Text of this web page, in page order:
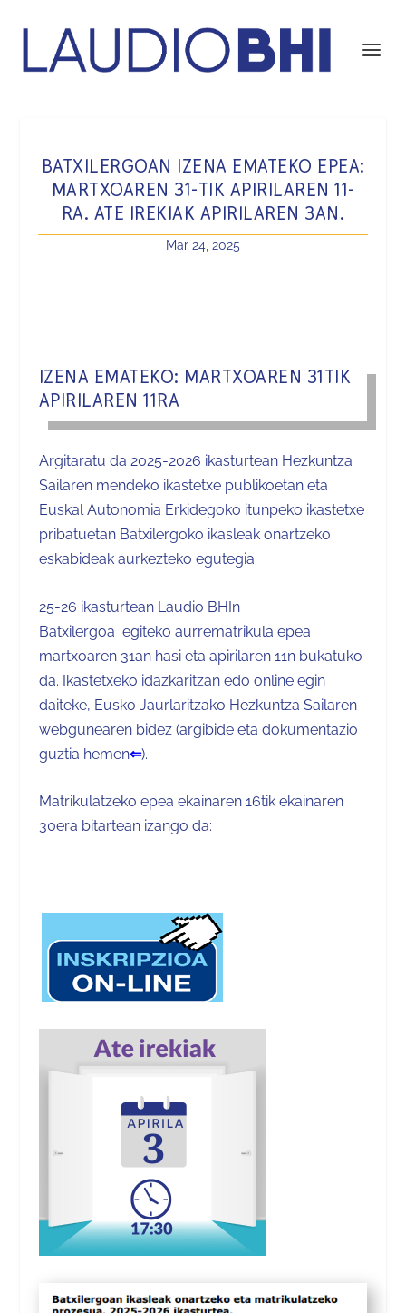
BATXILERGOAN IZENA EMATEKO EPEA:
MARTXOAREN 31-TIK APIRILAREN 11-
RA. ATE IREKIAK APIRILAREN 3AN.
Mar 24, 2025
IZENA EMATEKO: MARTXOAREN 31TIK
APIRILAREN 11RA
Argitaratu da 2025-2026 ikasturtean Hezkuntza
Sailaren mendeko ikastetxe publikoetan eta
Euskal Autonomia Erkidegoko itunpeko ikastetxe
pribatuetan Batxilergoko ikasleak onartzeko
eskabideak aurkezteko egutegia.
25-26 ikasturteanLaudio BHIn
Batxilergoa egiteko aurrematrikula epea
martxoaren 31an hasi eta apirilaren 11n bukatuko
da. Ikastetxeko idazkaritzan edo online egin
daiteke, Eusko Jaurlaritzako Hezkuntza Sailaren
webgunearen bidez (argibide eta dokumentazio
guztia hemen⇐).
Matrikulatzeko epea ekainaren 16tik ekainaren
30era bitartean izango da: